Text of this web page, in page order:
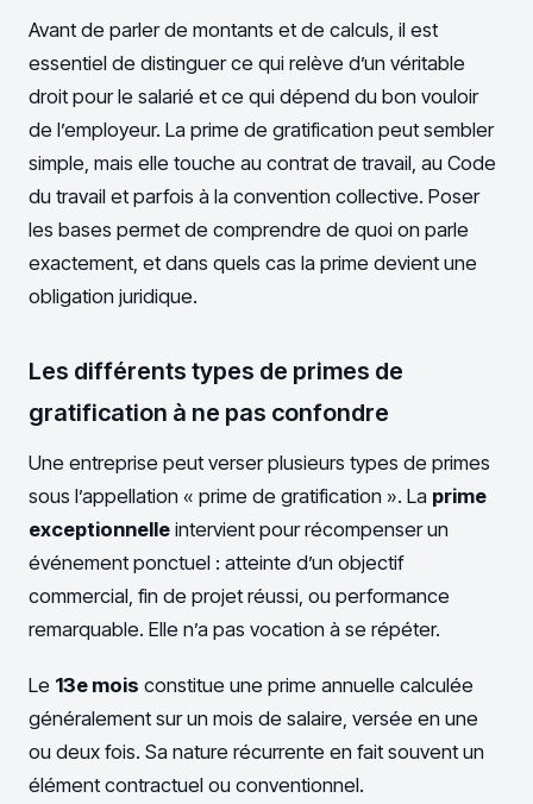
Avant de parler de montants et de calculs, il est
essentiel de distinguer ce qui relève d’un véritable
droit pour le salarié et ce qui dépend du bon vouloir
de l’employeur. La prime de gratification peut sembler
simple, mais elle touche au contrat de travail, au Code
du travail et parfois à la convention collective. Poser
les bases permet de comprendre de quoi on parle
exactement, et dans quels cas la prime devient une
obligation juridique.
Les différents types de primes de
gratification à ne pas confondre
Une entreprise peut verser plusieurs types de primes
sous l’appellation « prime de gratification ». La prime
exceptionnelle intervient pour récompenser un
événement ponctuel : atteinte d’un objectif
commercial, fin de projet réussi, ou performance
remarquable. Elle n’a pas vocation à se répéter.
Le 13e mois constitue une prime annuelle calculée
généralement sur un mois de salaire, versée en une
ou deux fois. Sa nature récurrente en fait souvent un
élément contractuel ou conventionnel.